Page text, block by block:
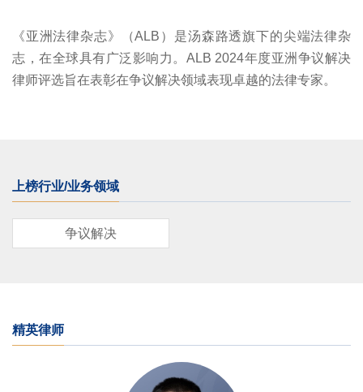
《亚洲法律杂志》（ALB）是汤森路透旗下的尖端法律杂
志，在全球具有广泛影响力。ALB 2024年度亚洲争议解决
律师评选旨在表彰在争议解决领域表现卓越的法律专家。
上榜行业/业务领域
争议解决
精英律师